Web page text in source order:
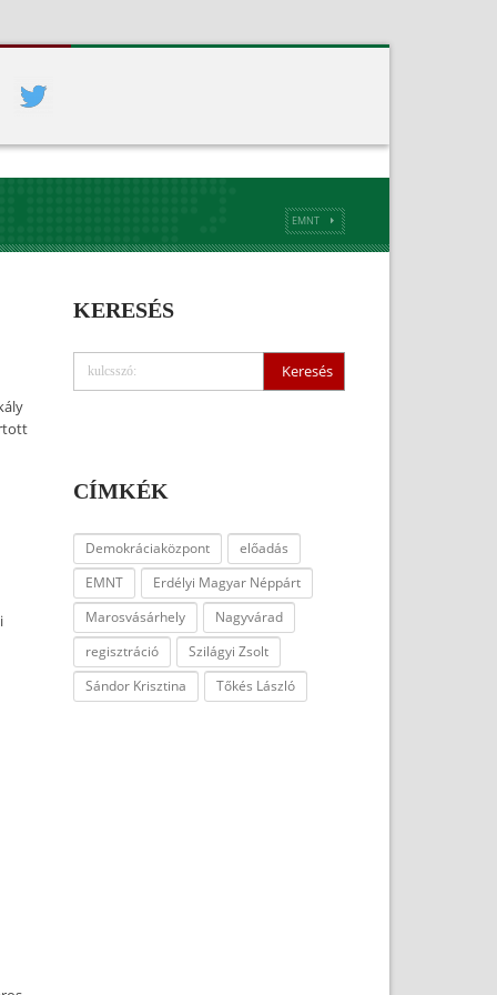
EMNT
KERESÉS
CÍMKÉK
Demokráciaközpont
előadás
EMNT
Erdélyi Magyar Néppárt
Marosvásárhely
Nagyvárad
regisztráció
Szilágyi Zsolt
Sándor Krisztina
Tőkés László